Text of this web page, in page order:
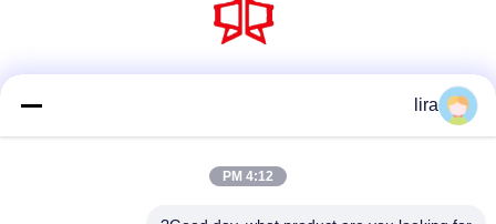
lira
4:12 PM